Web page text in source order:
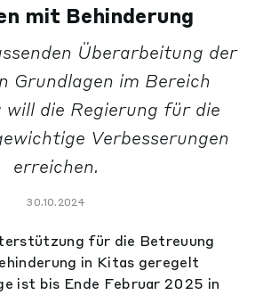
mit Behinderung
Überarbeitung der
Grundlagen im Bereich
will die Regierung für die
Verbesserungen
erreichen.
30.10.2024
für die Betreuung
in Kitas geregelt
ist bis Ende Februar 2025 in